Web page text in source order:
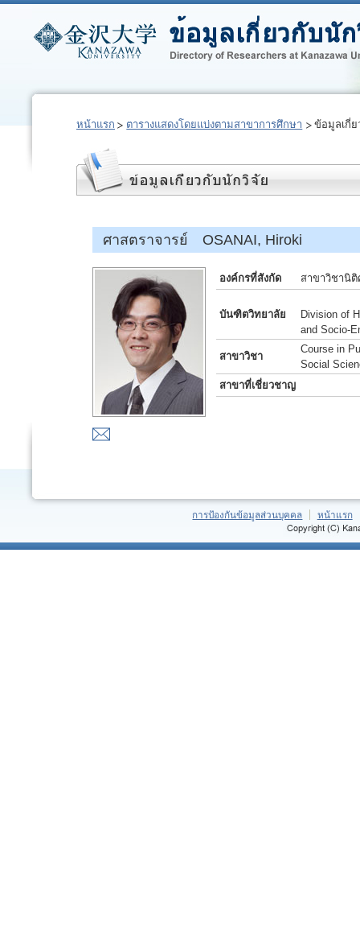
หน้าแรก ตารางแสดงโดยแบ่งตามสาขาการศึกษา ข้อมูลเกี่
ศาสตราจารย์ OSANAI, Hiroki
องค์กรที่สังกัด สาขาวิชานิ
บันฑิตวิทยาลัย
Division of
and Socio-
สาขาวิชา
Course in
Social
สาขาที่เชี่ยวชาญ
การป้องกันข้อมูลส่วนบุคคล หน้าแรก